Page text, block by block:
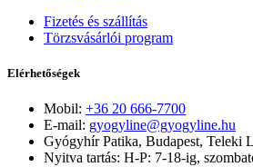
Fizetés és szállítás
Törzsvásárlói program
Elérhetőségek
Mobil: +36 20 666-7700
E-mail: gyogyline@gyogyline.hu
Gyógyhír Patika, Budapest, Teleki
Nyitva tartás: H-P: 7-18-ig,